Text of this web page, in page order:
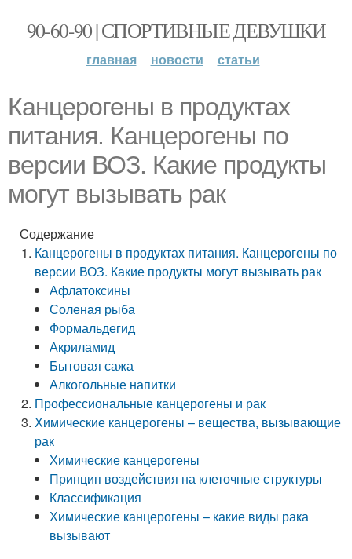
90-60-90 | СПОРТИВНЫЕ ДЕВУШКИ
главная новости статьи
Канцерогены в продуктах
питания. Канцерогены по
версии ВОЗ. Какие продукты
могут вызывать рак
Содержание
Канцерогены в продуктах питания. Канцерогены по
версии ВОЗ. Какие продукты могут вызывать рак
Афлатоксины
Соленая рыба
Формальдегид
Акриламид
Бытовая сажа
Алкогольные напитки
Профессиональные канцерогены и рак
Химические канцерогены – вещества, вызывающие
рак
Химические канцерогены
Принцип воздействия на клеточные структуры
Классификация
Химические канцерогены – какие виды рака
вызывают